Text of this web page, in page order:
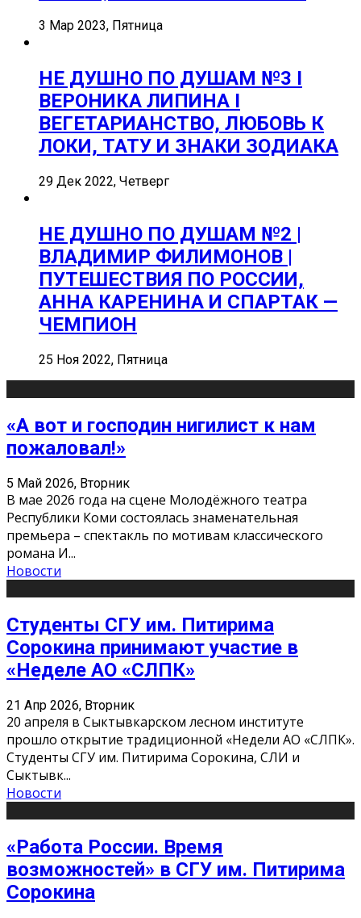
3 Мар 2023, Пятница
НЕ ДУШНО ПО ДУШАМ №3 I
ВЕРОНИКА ЛИПИНА I
ВЕГЕТАРИАНСТВО, ЛЮБОВЬ К
ЛОКИ, ТАТУ И ЗНАКИ ЗОДИАКА
29 Дек 2022, Четверг
НЕ ДУШНО ПО ДУШАМ №2 |
ВЛАДИМИР ФИЛИМОНОВ |
ПУТЕШЕСТВИЯ ПО РОССИИ,
АННА КАРЕНИНА И СПАРТАК —
ЧЕМПИОН
25 Ноя 2022, Пятница
«А вот и господин нигилист к нам
пожаловал!»
5 Май 2026, Вторник
В мае 2026 года на сцене Молодёжного театра
Республики Коми состоялась знаменательная
премьера – спектакль по мотивам классического
романа И...
Новости
Студенты СГУ им. Питирима
Сорокина принимают участие в
«Неделе АО «СЛПК»
21 Апр 2026, Вторник
20 апреля в Сыктывкарском лесном институте
прошло открытие традиционной «Недели АО «СЛПК».
Студенты СГУ им. Питирима Сорокина, СЛИ и
Сыктывк...
Новости
«Работа России. Время
возможностей» в СГУ им. Питирима
Сорокина